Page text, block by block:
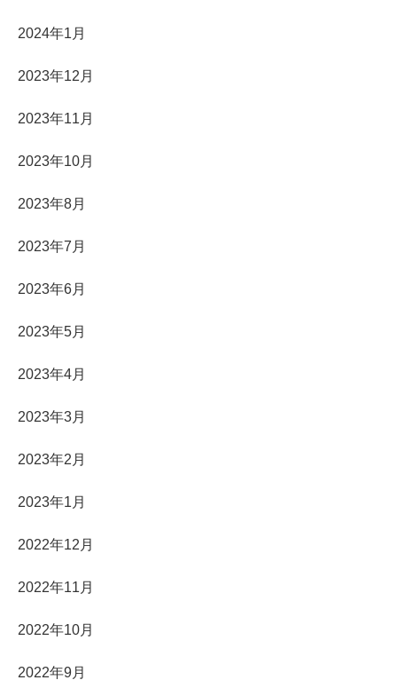
2024年1月
2023年12月
2023年11月
2023年10月
2023年8月
2023年7月
2023年6月
2023年5月
2023年4月
2023年3月
2023年2月
2023年1月
2022年12月
2022年11月
2022年10月
2022年9月